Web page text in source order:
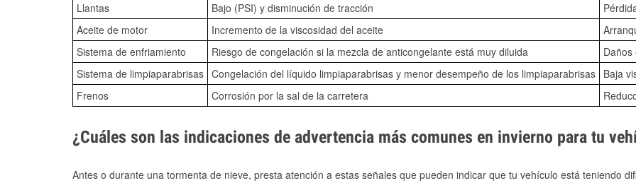
Llantas
Bajo (PSI) y disminución de tracción
Aceite de motor
Incremento de la viscosidad del aceite
Sistema de enfriamiento
Riesgo de congelación si la mezcla de anticongelante está muy diluida
Sistema de limpiaparabrisas Congelación del líquido limpiaparabrisas y menor desempeño de los limpiaparabrisas Baja
Frenos
Corrosión por la sal de la carretera
¿Cuáles son las indicaciones de advertencia más comunes en invierno para tu
Antes o durante una tormenta de nieve, presta atención a estas señales que pueden indicar que tu vehículo está teniendo